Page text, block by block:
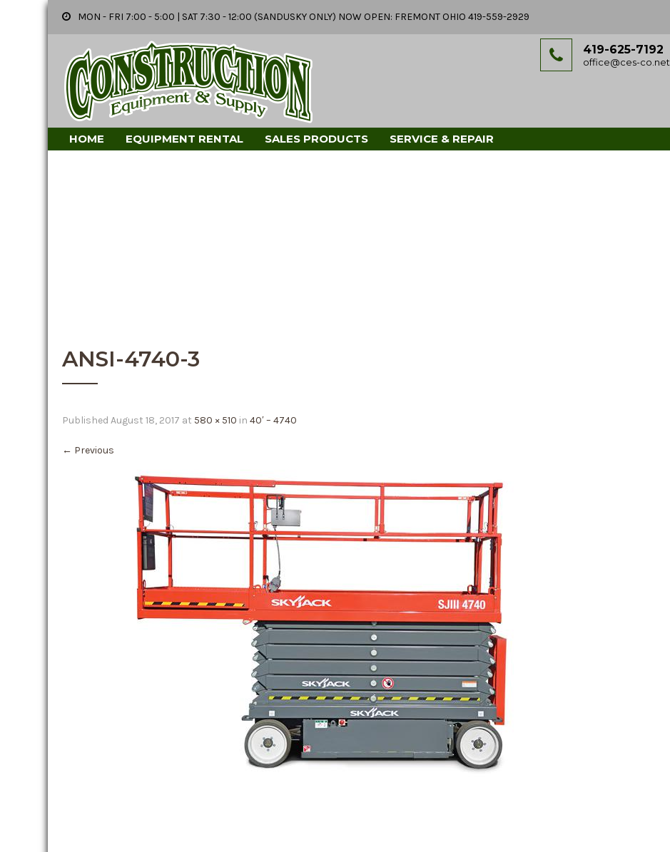
MON - FRI 7:00 - 5:00 | SAT 7:30 - 12:00 (SANDUSKY ONLY) NOW OPEN: FREMONT OHIO 419-559-2929
419-625-7192
office@ces-co.net
HOME EQUIPMENT RENTAL SALES PRODUCTS SERVICE & REPAIR
ANSI-4740-3
Published August 18, 2017 at 580 × 510 in 40′ – 4740
← Previous